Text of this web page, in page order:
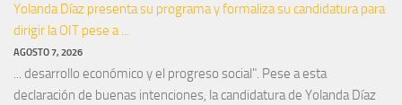
Yolanda Díaz presenta su programa y formaliza su candidatura para
dirigir la OIT pese a ...
AGOSTO 7, 2026
... desarrollo económico y el progreso social". Pese a esta
declaración de buenas intenciones, la candidatura de Yolanda Díaz